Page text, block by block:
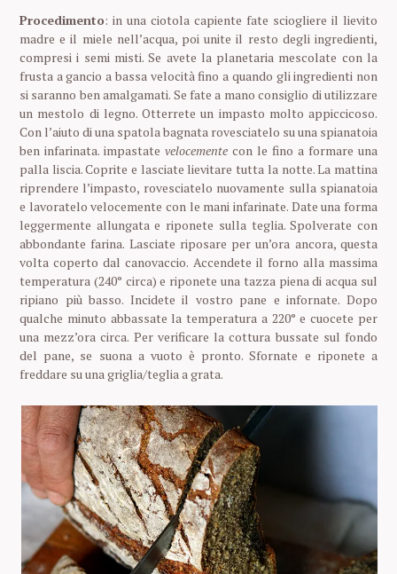
Procedimento: in una ciotola capiente fate sciogliere il lievito
madre e il miele nell’acqua, poi unite il resto degli ingredienti,
compresi i semi misti. Se avete la planetaria mescolate con la
frusta a gancio a bassa velocità fino a quando gli ingredienti non
si saranno ben amalgamati. Se fate a mano consiglio di utilizzare
un mestolo di legno. Otterrete un impasto molto appiccicoso.
Con l’aiuto di una spatola bagnata rovesciatelo su una spianatoia
ben infarinata. impastate velocemente con le fino a formare una
palla liscia. Coprite e lasciate lievitare tutta la notte. La mattina
riprendere l’impasto, rovesciatelo nuovamente sulla spianatoia
e lavoratelo velocemente con le mani infarinate. Date una forma
leggermente allungata e riponete sulla teglia. Spolverate con
abbondante farina. Lasciate riposare per un’ora ancora, questa
volta coperto dal canovaccio. Accendete il forno alla massima
temperatura (240° circa) e riponete una tazza piena di acqua sul
ripiano più basso. Incidete il vostro pane e infornate. Dopo
qualche minuto abbassate la temperatura a 220° e cuocete per
una mezz’ora circa. Per verificare la cottura bussate sul fondo
del pane, se suona a vuoto è pronto. Sfornate e riponete a
freddare su una griglia/teglia a grata.